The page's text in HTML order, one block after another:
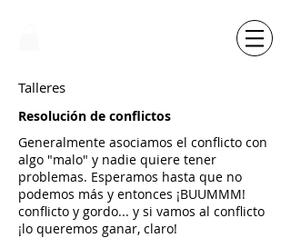
Talleres
Resolución de conflictos
Generalmente asociamos el conflicto con
algo "malo" y nadie quiere tener
problemas. Esperamos hasta que no
podemos más y entonces ¡BUUMMM!
conflicto y gordo... y si vamos al conflicto
¡lo queremos ganar, claro!